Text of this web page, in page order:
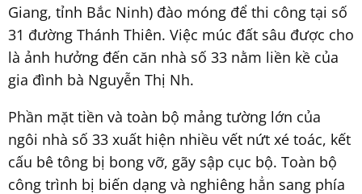
Giang, tỉnh Bắc Ninh) đào móng để thi công tại số
31 đường Thánh Thiên. Việc múc đất sâu được cho
là ảnh hưởng đến căn nhà số 33 nằm liền kề của
gia đình bà Nguyễn Thị Nh.
Phần mặt tiền và toàn bộ mảng tường lớn của
ngôi nhà số 33 xuất hiện nhiều vết nứt xé toác, kết
cấu bê tông bị bong vỡ, gãy sập cục bộ. Toàn bộ
công trình bị biến dạng và nghiêng hẳn sang phía